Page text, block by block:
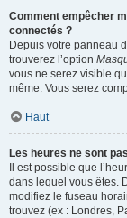
Comment empêcher
connectés ?
Depuis votre panneau
trouverez l’option
vous ne serez visible
même. Vous serez
Haut
Les heures ne sont
Il est possible que
dans lequel vous êtes.
modifiez le fuseau
trouvez (ex : Londres,